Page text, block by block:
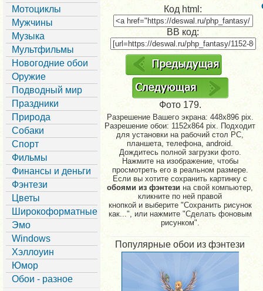
Мотоциклы
Мужчины
Музыка
Мультфильмы
Новогодние обои
Оружие
Подводный мир
Праздники
Природа
Собаки
Спорт
Фильмы
Финансы и деньги
Фэнтези
Цветы
Широкоформатные
Эмо
Windows
Хэллоуин
Юмор
Обои - разное
Код html:
BB код:
Фото 179.
Разрешение Вашего экрана: 448x896 pix.
Разрешение обои: 1152x864 pix. Подходит
для установки на рабочий стол PC,
планшета, телефона, android.
Дождитесь полной загрузки фото.
Нажмите на изображение, чтобы
просмотреть его в реальном размере.
Если вы хотите сохранить картинку с
обоями из фэнтези на свой компьютер,
кликните по ней правой
кнопкой и выберите "Сохранить рисунок
как...", или нажмите "Сделать фоновым
рисунком".
Популярные обои из фэнтези